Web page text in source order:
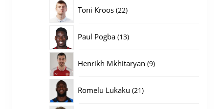
Toni Kroos 2222
Paul Pogba 1313
Henrikh Mkhitaryan 99
Romelu Lukaku 2121